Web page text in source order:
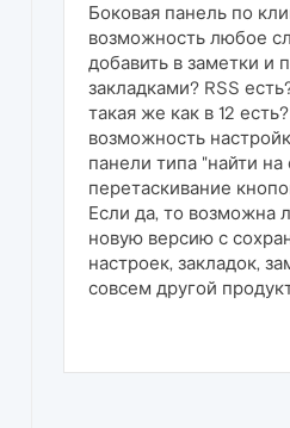
Боковая панель по
возможность любое
добавить в заметки и
закладками? RSS
такая же как в 12
возможность
панели типа "найти на
перетаскивание
Если да, то возможна
новую версию с
настроек, закладок,
совсем другой